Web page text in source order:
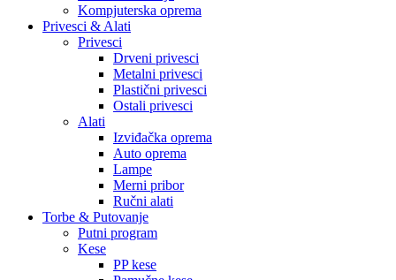
Kompjuterska oprema
Privesci & Alati
Privesci
Drveni privesci
Metalni privesci
Plastični privesci
Ostali privesci
Alati
Izviđačka oprema
Auto oprema
Lampe
Merni pribor
Ručni alati
Torbe & Putovanje
Putni program
Kese
PP kese